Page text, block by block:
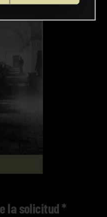
la solicitud *